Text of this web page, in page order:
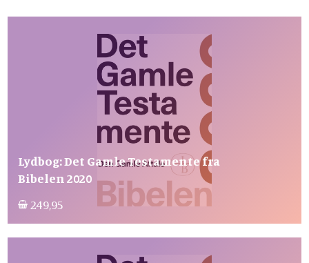
Lydbog: Det Gamle Testamente fra
Bibelen 2020
249,95